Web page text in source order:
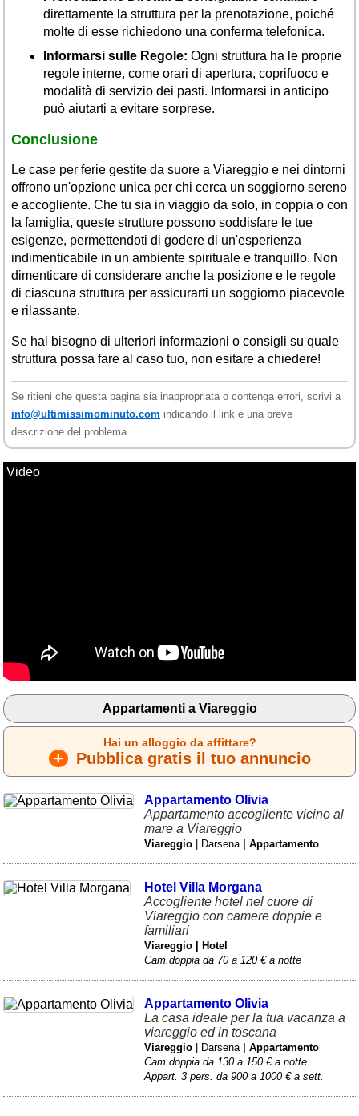
direttamente la struttura per la prenotazione, poiché
molte di esse richiedono una conferma telefonica.
Informarsi sulle Regole: Ogni struttura ha le proprie
regole interne, come orari di apertura, coprifuoco e
modalità di servizio dei pasti. Informarsi in anticipo
può aiutarti a evitare sorprese.
Conclusione
Le case per ferie gestite da suore a Viareggio e nei dintorni
offrono un'opzione unica per chi cerca un soggiorno sereno
e accogliente. Che tu sia in viaggio da solo, in coppia o con
la famiglia, queste strutture possono soddisfare le tue
esigenze, permettendoti di godere di un'esperienza
indimenticabile in un ambiente spirituale e tranquillo. Non
dimenticare di considerare anche la posizione e le regole
di ciascuna struttura per assicurarti un soggiorno piacevole
e rilassante.
Se hai bisogno di ulteriori informazioni o consigli su quale
struttura possa fare al caso tuo, non esitare a chiedere!
Se ritieni che questa pagina sia inappropriata o contenga errori, scrivi a
info@ultimissimominuto.com indicando il link e una breve
descrizione del problema.
Video
Appartamenti a Viareggio
Hai un alloggio da affittare?
+ Pubblica gratis il tuo annuncio
Appartamento Olivia
Appartamento accogliente vicino al
mare a Viareggio
Viareggio | Darsena | Appartamento
Hotel Villa Morgana
Accogliente hotel nel cuore di
Viareggio con camere doppie e
familiari
Viareggio | Hotel
Cam.doppia da 70 a 120 € a notte
Appartamento Olivia
La casa ideale per la tua vacanza a
viareggio ed in toscana
Viareggio | Darsena | Appartamento
Cam.doppia da 130 a 150 € a notte
Appart. 3 pers. da 900 a 1000 € a sett.